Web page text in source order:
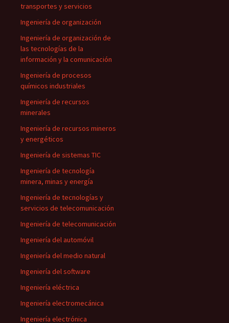
transportes y servicios
Ingeniería de organización
Ingeniería de organización de
las tecnologías de la
información y la comunicación
Ingeniería de procesos
químicos industriales
Ingeniería de recursos
minerales
Ingeniería de recursos mineros
y energéticos
Ingeniería de sistemas TIC
Ingeniería de tecnología
minera, minas y energía
Ingeniería de tecnologías y
servicios de telecomunicación
Ingeniería de telecomunicación
Ingeniería del automóvil
Ingeniería del medio natural
Ingeniería del software
Ingeniería eléctrica
Ingeniería electromecánica
Ingeniería electrónica